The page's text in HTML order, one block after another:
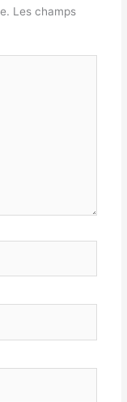
Les champs